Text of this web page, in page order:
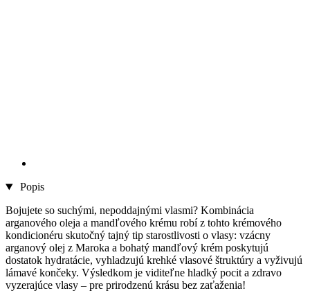
Popis
Bojujete so suchými, nepoddajnými vlasmi? Kombinácia
arganového oleja a mandľového krému robí z tohto krémového
kondicionéru skutočný tajný tip starostlivosti o vlasy: vzácny
arganový olej z Maroka a bohatý mandľový krém poskytujú
dostatok hydratácie, vyhladzujú krehké vlasové štruktúry a vyživujú
lámavé končeky. Výsledkom je viditeľne hladký pocit a zdravo
vyzerajúce vlasy – pre prirodzenú krásu bez zaťaženia!